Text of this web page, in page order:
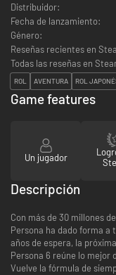
Distribuidor:
Fecha de lanzamiento:
Género:
Reseñas recientes en
Todas las reseñas en
ROL AVENTURA ROL
Game features
Un jugador
Descripción
Con más de 30 millones
Persona ha dado forma a
años de espera, la
Persona 6 reúne lo mejor
Vuelve la fórmula de